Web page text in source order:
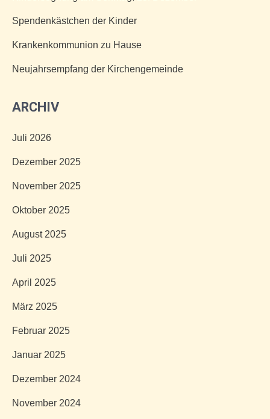
Spendenkästchen der Kinder
Krankenkommunion zu Hause
Neujahrsempfang der Kirchengemeinde
ARCHIV
Juli 2026
Dezember 2025
November 2025
Oktober 2025
August 2025
Juli 2025
April 2025
März 2025
Februar 2025
Januar 2025
Dezember 2024
November 2024